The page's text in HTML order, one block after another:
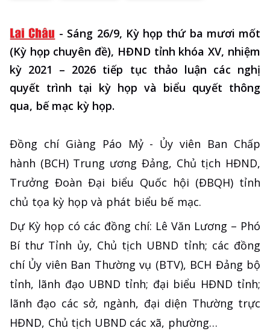
- Sáng 26/9, Kỳ họp thứ ba mươi mốt
(Kỳ họp chuyên đề), HĐND tỉnh khóa XV, nhiệm
kỳ 2021 – 2026 tiếp tục thảo luận các nghị
quyết trình tại kỳ họp và biểu quyết thông
qua, bế mạc kỳ họp.
Đồng chí Giàng Páo Mỷ - Ủy viên Ban Chấp
hành (BCH) Trung ương Đảng, Chủ tịch HĐND,
Trưởng Đoàn Đại biểu Quốc hội (ĐBQH) tỉnh
chủ tọa kỳ họp và phát biểu bế mạc.
Dự Kỳ họp có các đồng chí: Lê Văn Lương – Phó
Bí thư Tỉnh ủy, Chủ tịch UBND tỉnh; các đồng
chí Ủy viên Ban Thường vụ (BTV), BCH Đảng bộ
tỉnh, lãnh đạo UBND tỉnh; đại biểu HĐND tỉnh;
lãnh đạo các sở, ngành, đại diện Thường trực
HĐND, Chủ tịch UBND các xã, phường…